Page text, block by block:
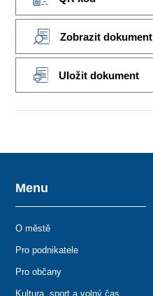
Zobrazit dokument
Uložit dokument
Menu
O městě
Pro podnikatele
Pro občany
Kultura, sport a volný čas